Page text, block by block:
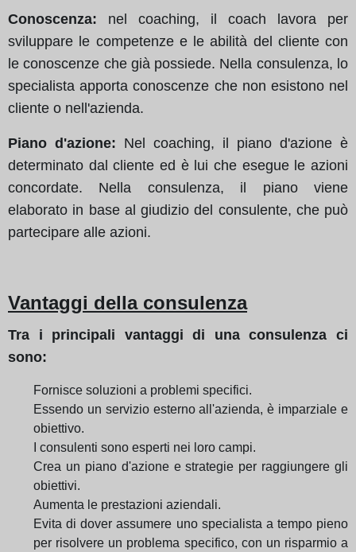
Conoscenza: nel coaching, il coach lavora per
sviluppare le competenze e le abilità del cliente con
le conoscenze che già possiede. Nella consulenza, lo
specialista apporta conoscenze che non esistono nel
cliente o nell'azienda.
Piano d'azione: Nel coaching, il piano d'azione è
determinato dal cliente ed è lui che esegue le azioni
concordate. Nella consulenza, il piano viene
elaborato in base al giudizio del consulente, che può
partecipare alle azioni.
Vantaggi della consulenza
Tra i principali vantaggi di una consulenza ci
sono:
Fornisce soluzioni a problemi specifici.
Essendo un servizio esterno all'azienda, è imparziale e
obiettivo.
I consulenti sono esperti nei loro campi.
Crea un piano d'azione e strategie per raggiungere gli
obiettivi.
Aumenta le prestazioni aziendali.
Evita di dover assumere uno specialista a tempo pieno
per risolvere un problema specifico, con un risparmio a